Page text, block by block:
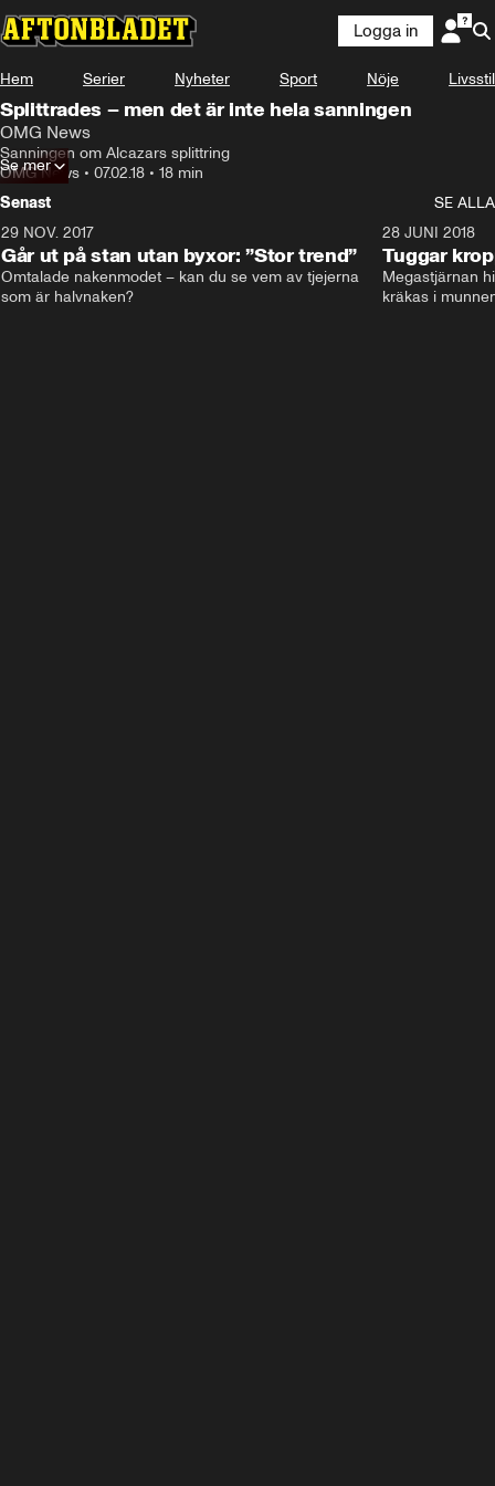
Logga in
Hem Serier Nyheter Sport Nöje Livsstil
Splittrades – men det är inte hela sanningen
OMG News
Sanningen om Alcazars splittring
OMG News • 07.02.18 • 18 min
Se mer
Senast
SE ALLA
29 NOV. 2017
Går ut på stan utan byxor: ”Stor trend”
Omtalade nakenmodet – kan du se vem av tjejerna
som är halvnaken?
28 JUNI 2018
Tuggar
Megastjärnan
kräkas i